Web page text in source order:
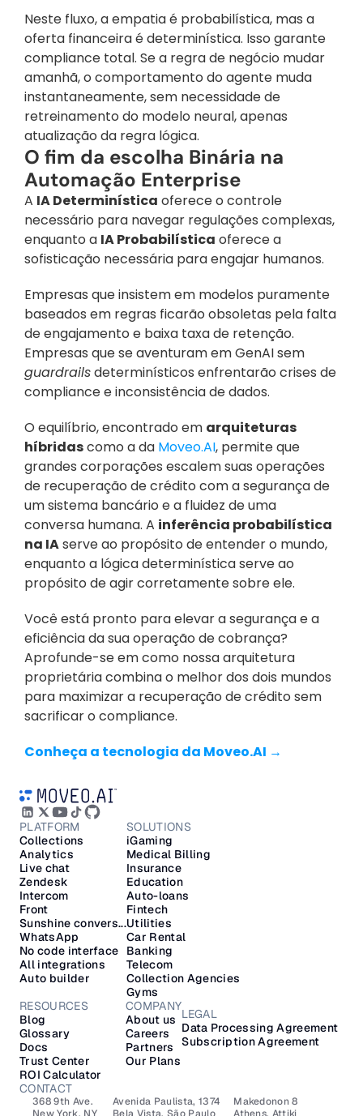
Neste fluxo, a empatia é probabilística, mas a
oferta financeira é determinística. Isso garante
compliance total. Se a regra de negócio mudar
amanhã, o comportamento do agente muda
instantaneamente, sem necessidade de
retreinamento do modelo neural, apenas
atualização da regra lógica.
O fim da escolha Binária na
Automação Enterprise
A IA Determinística oferece o controle
necessário para navegar regulações complexas,
enquanto a IA Probabilística oferece a
sofisticação necessária para engajar humanos.
Empresas que insistem em modelos puramente
baseados em regras ficarão obsoletas pela falta
de engajamento e baixa taxa de retenção.
Empresas que se aventuram em GenAI sem
guardrails determinísticos enfrentarão crises de
compliance e inconsistência de dados.
O equilíbrio, encontrado em arquiteturas
híbridas como a da Moveo.AI, permite que
grandes corporações escalem suas operações
de recuperação de crédito com a segurança de
um sistema bancário e a fluidez de uma
conversa humana. A inferência probabilística
na IA serve ao propósito de entender o mundo,
enquanto a lógica determinística serve ao
propósito de agir corretamente sobre ele.
Você está pronto para elevar a segurança e a
eficiência da sua operação de cobrança?
Aprofunde-se em como nossa arquitetura
proprietária combina o melhor dos dois mundos
para maximizar a recuperação de crédito sem
sacrificar o compliance.
Conheça a tecnologia da Moveo.AI →
PLATFORM
No code interface
Auto builder
Collections
Analytics
Live chat
Zendesk
Intercom
Front
WhatsApp
Sunshine convers...
All integrations
LEGAL
Data Processing Agreement
Subscription Agreement
RESOURCES
Blog
Glossary
Docs
Trust Center
ROI Calculator
COMPANY
About us
Careers
Partners
Our Plans
SOLUTIONS
Medical Billing
Insurance
iGaming
Education
Auto-loans
Fintech
Utilities
Car Rental
Banking
Telecom
Collection Agencies
Gyms
CONTACT
Makedonon 8
368 9th Ave.
Avenida Paulista, 1374